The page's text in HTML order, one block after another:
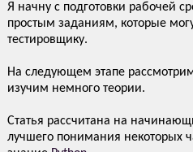
Я начну с подготовки рабочей
простым заданиям, которые
тестировщику.
На следующем этапе
изучим немного теории.
Статья рассчитана на
лучшего понимания некоторых